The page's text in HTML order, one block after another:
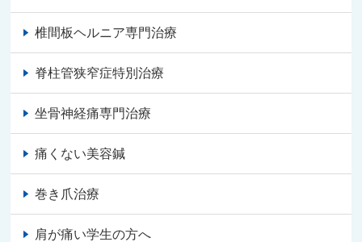
椎間板ヘルニア専門治療
脊柱管狭窄症特別治療
坐骨神経痛専門治療
痛くない美容鍼
巻き爪治療
肩が痛い学生の方へ